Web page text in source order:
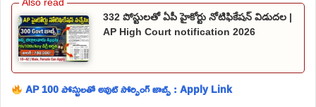
332 పోస్టులతో ఏపీ హైకోర్టు నోటిఫికేషన్ విడుదల |
AP High Court notification 2026
AP 100 పోస్టులతో అవుట్ సోర్సింగ్ జాబ్స్ : Apply Link